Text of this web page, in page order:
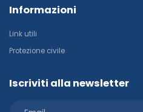
Informazioni
Link utili
Protezione civile
Iscriviti alla newsletter